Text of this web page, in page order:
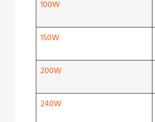
100W
150W
200W
240W